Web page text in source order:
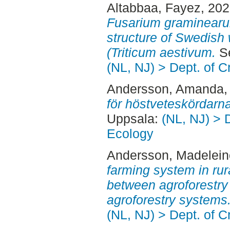
Altabbaa, Fayez,
Fusarium
structure of Swedish
(Triticum aestivum.
(NL, NJ) > Dept. of
Andersson, Amanda
för
Uppsala: (NL, NJ) >
Ecology
Andersson,
farming system in
between
agroforestry
(NL, NJ) > Dept. of